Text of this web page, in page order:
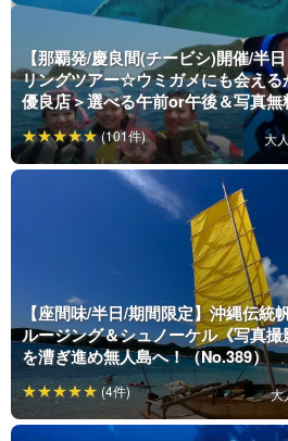
【那覇発/慶良間(チービシ)開催/半
リングツアー☆ウミガメにも会え
優良店＞選べる午前or午後＆写真無
大
(101件)
【座間味/半日/期間限定】沖縄伝統
ルージング＆シュノーケル《写真
を漕ぎ進め無人島へ！（No.389）
大
(4件)